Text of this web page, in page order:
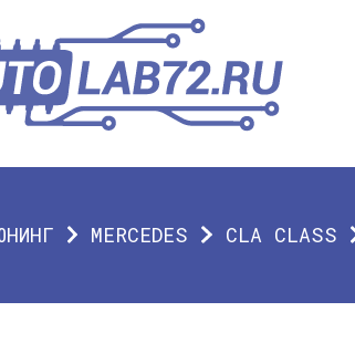
MERCEDES CLA CLASS